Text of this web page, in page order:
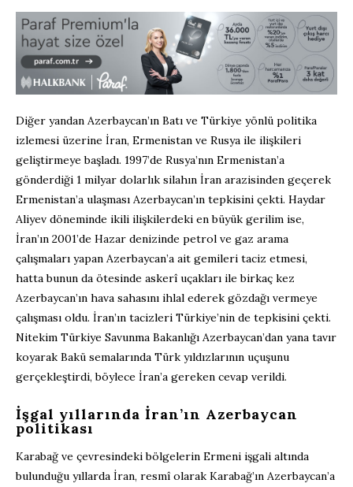
Diğer yandan Azerbaycan’ın Batı ve Türkiye yönlü politika
izlemesi üzerine İran, Ermenistan ve Rusya ile ilişkileri
geliştirmeye başladı. 1997’de Rusya’nın Ermenistan’a
gönderdiği 1 milyar dolarlık silahın İran arazisinden geçerek
Ermenistan’a ulaşması Azerbaycan’ın tepkisini çekti. Haydar
Aliyev döneminde ikili ilişkilerdeki en büyük gerilim ise,
İran’ın 2001’de Hazar denizinde petrol ve gaz arama
çalışmaları yapan Azerbaycan’a ait gemileri taciz etmesi,
hatta bunun da ötesinde askerî uçakları ile birkaç kez
Azerbaycan’ın hava sahasını ihlal ederek gözdağı vermeye
çalışması oldu. İran’ın tacizleri Türkiye’nin de tepkisini çekti.
Nitekim Türkiye Savunma Bakanlığı Azerbaycan’dan yana tavır
koyarak Bakü semalarında Türk yıldızlarının uçuşunu
gerçekleştirdi, böylece İran’a gereken cevap verildi.
İşgal yıllarında İran’ın Azerbaycan
politikası
Karabağ ve çevresindeki bölgelerin Ermeni işgali altında
bulunduğu yıllarda İran, resmî olarak Karabağ’ın Azerbaycan’a